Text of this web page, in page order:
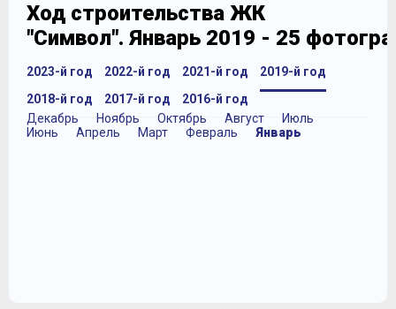
Ход строительства ЖК
"Символ". Январь 2019 - 25
2023-й год 2022-й год 2021-й год 2019-й год
Декабрь Ноябрь Октябрь Август
Июль
Июнь
Апрель Март Февраль Январь
2018-й год 2017-й год 2016-й год